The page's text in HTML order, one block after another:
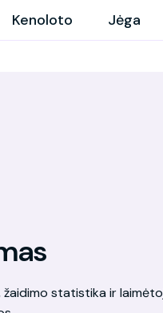
Kenoloto Jėga
statistika ir